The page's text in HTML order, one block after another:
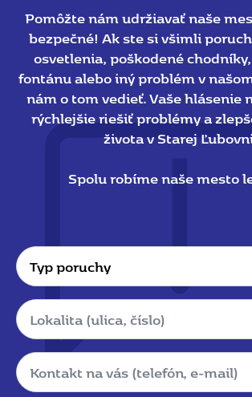
Pomôžte nám udržiavať naše
bezpečné! Ak ste si všimli
osvetlenia, poškodené
fontánu alebo iný problém v
nám o tom vedieť. Vaše hlásenie
rýchlejšie riešiť problémy a
života v Starej
Spolu robíme naše mesto
Typ
poruchy
*
Lokalita
Kontakt